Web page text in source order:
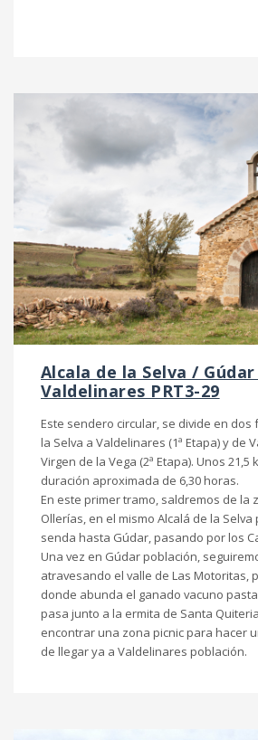
Alcala de la Selva /
Valdelinares PRT3-29
Este sendero circular, se divide en dos
la Selva a Valdelinares (1ª Etapa) y de
Virgen de la Vega (2ª Etapa). Unos 21,5
duración aproximada de 6,30 horas.
En este primer tramo, saldremos de la
Ollerías, en el mismo Alcalá de la
senda hasta Gúdar, pasando por los
Una vez en Gúdar población,
atravesando el valle de Las Motoritas,
donde abunda el ganado vacuno
pasa junto a la ermita de Santa
encontrar una zona picnic para hacer
de llegar ya a Valdelinares población.